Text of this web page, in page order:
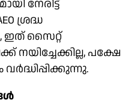
നേരിട്ട്
ശ്രദ്ധ
ഇത് സൈറ്റ്
നയിച്ചേക്കില്ല, പക്ഷേ